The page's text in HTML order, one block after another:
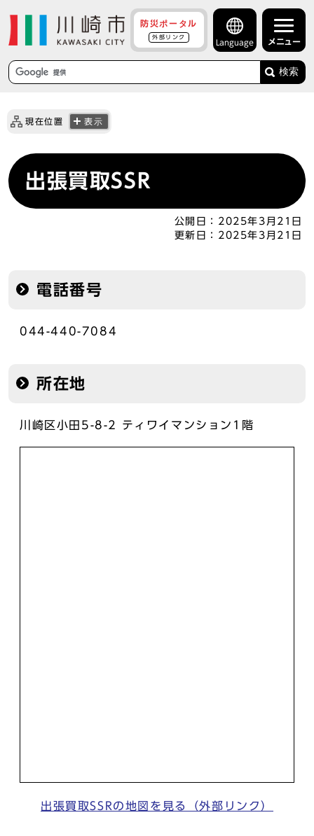
防災ポータル
外部リンク
Language メニュー
検索
現在位置 表示
出張買取SSR
公開日： 2025年3月21日
更新日： 2025年3月21日
電話番号
044-440-7084
所在地
川崎区小田5-8-2 ティワイマンション1階
出張買取SSRの地図を見る（外部リンク）